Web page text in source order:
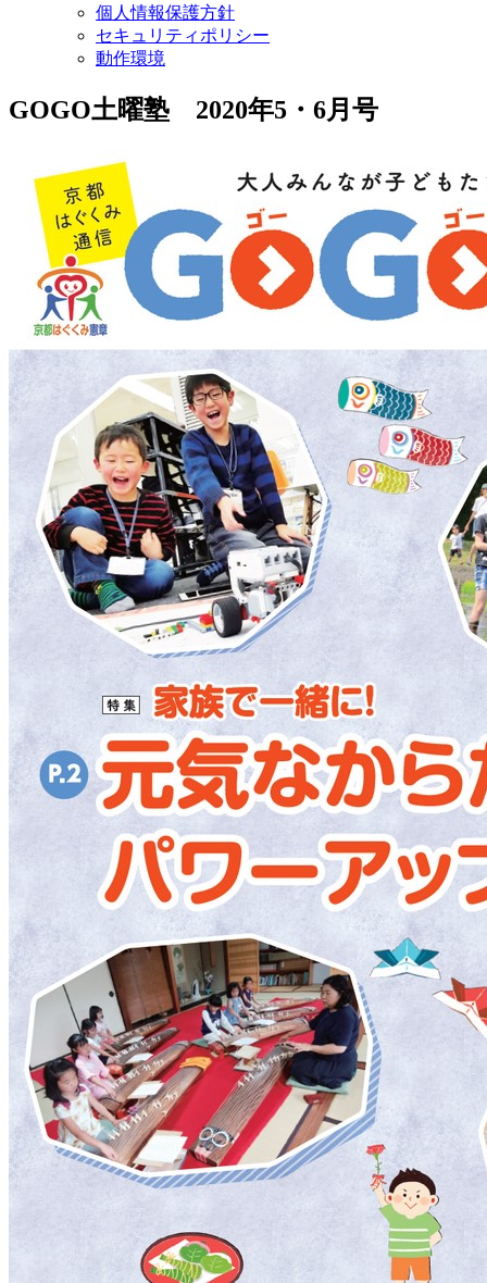
個人情報保護方針
セキュリティポリシー
動作環境
GOGO土曜塾 2020年5・6月号